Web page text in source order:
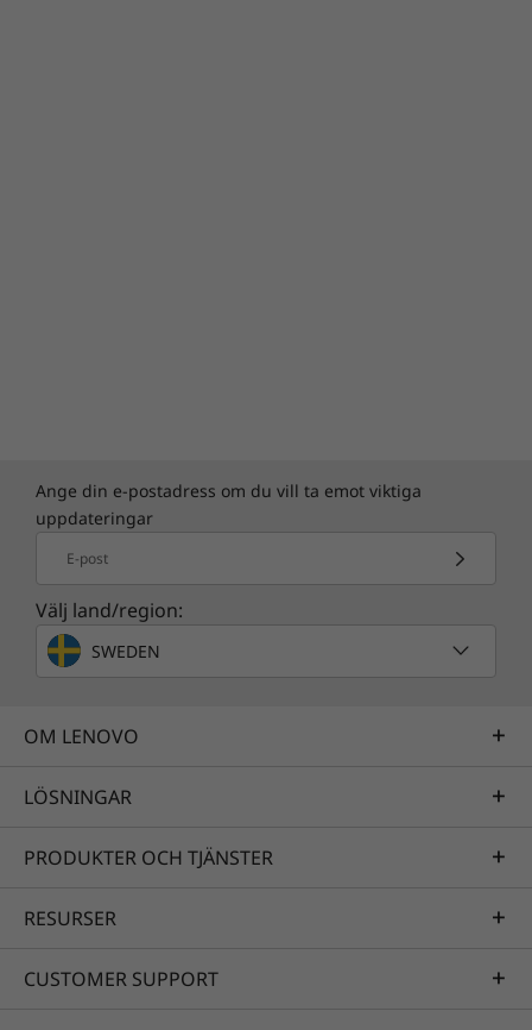
Ange din e-postadress om du vill ta emot viktiga
uppdateringar
E-post
Välj land/region:
SWEDEN
OM LENOVO
LÖSNINGAR
PRODUKTER OCH TJÄNSTER
RESURSER
CUSTOMER SUPPORT